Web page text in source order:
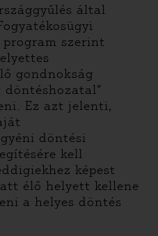
által
program szerint
gondnokság
Ez azt jelenti,
döntési
kell
képest
élő helyett kellene
a helyes döntés